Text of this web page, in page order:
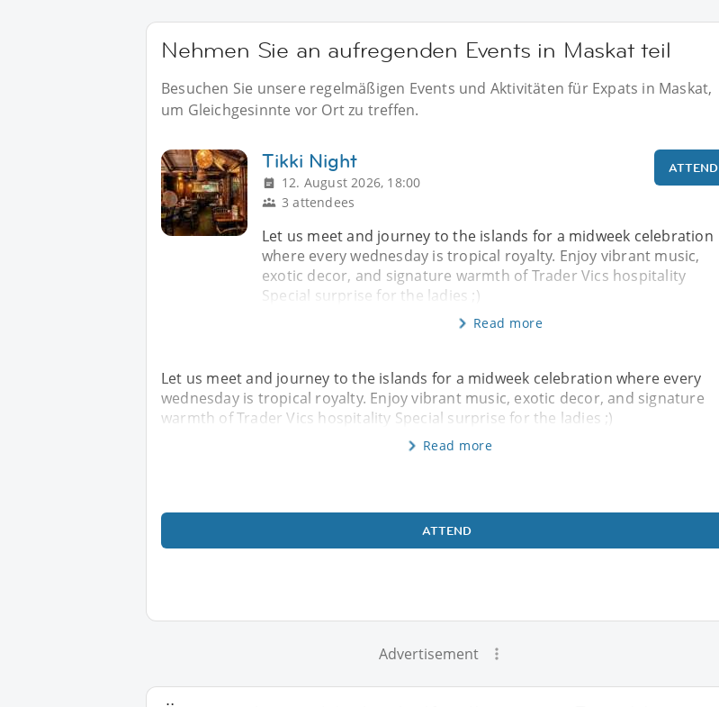
Nehmen Sie an aufregenden Events in Maskat teil
Besuchen Sie unsere regelmäßigen Events und Aktivitäten für Expats in Maskat,
um Gleichgesinnte vor Ort zu treffen.
Tikki Night
12. August 2026, 18:00
3 attendees
ATTEND
Let us meet and journey to the islands for a midweek celebration
where every wednesday is tropical royalty. Enjoy vibrant music,
exotic decor, and signature warmth of Trader Vics hospitality
Special surprise for the ladies ;)
Read more
Let us meet and journey to the islands for a midweek celebration where every
wednesday is tropical royalty. Enjoy vibrant music, exotic decor, and signature
warmth of Trader Vics hospitality Special surprise for the ladies ;)
Read more
ATTEND
Advertisement